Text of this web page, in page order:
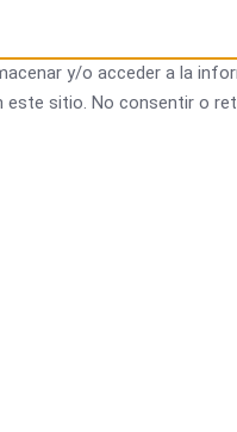
y/o acceder a la
sitio. No consentir o